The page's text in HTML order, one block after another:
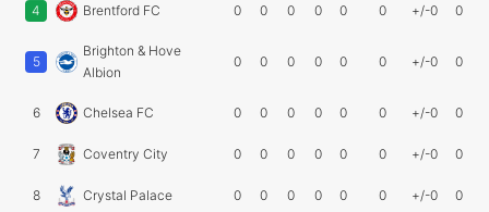
4 Brentford FC 0 0 0 0 0 0 +/-0 0
5
Brighton & Hove
Albion
0 0 0 0 0 0 +/-0 0
6 Chelsea FC 0 0 0 0 0 0 +/-0 0
7 Coventry City 0 0 0 0 0 0 +/-0 0
8 Crystal Palace 0 0 0 0 0 0 +/-0 0